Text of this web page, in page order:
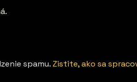
spamu.Zistite, ako sa